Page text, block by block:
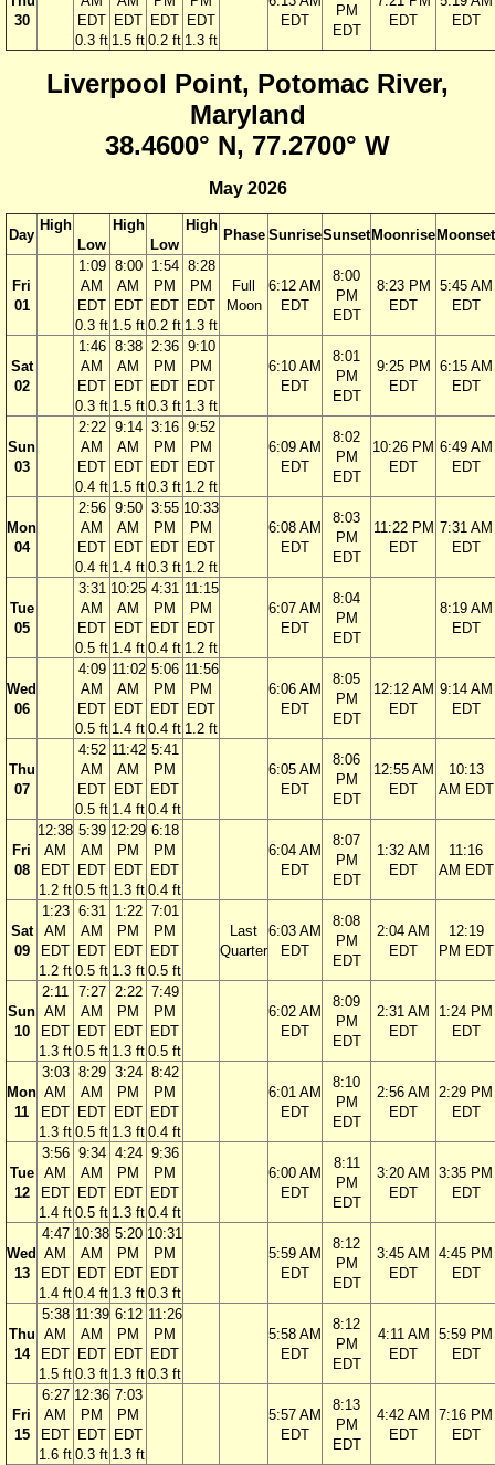
30
EDT
0.3 ft
EDT
1.5 ft
EDT
0.2 ft
EDT
1.3 ft
EDT
PM
EDT
EDT
EDT
Liverpool Point, Potomac River,
Maryland
38.4600° N, 77.2700° W
May 2026
Day
High
Low
High
Low
High
Phase SunriseSunset Moonrise Moonset
Fri
01
1:09
AM
EDT
0.3 ft
8:00
AM
EDT
1.5 ft
1:54
PM
EDT
0.2 ft
8:28
PM
EDT
1.3 ft
Full
Moon
6:12 AM
EDT
8:00
PM
EDT
8:23 PM
EDT
5:45 AM
EDT
Sat
02
1:46
AM
EDT
0.3 ft
8:38
AM
EDT
1.5 ft
2:36
PM
EDT
0.3 ft
9:10
PM
EDT
1.3 ft
6:10 AM
EDT
8:01
PM
EDT
9:25 PM
EDT
6:15 AM
EDT
Sun
03
2:22
AM
EDT
0.4 ft
9:14
AM
EDT
1.5 ft
3:16
PM
EDT
0.3 ft
9:52
PM
EDT
1.2 ft
6:09 AM
EDT
8:02
PM
EDT
10:26 PM
EDT
6:49 AM
EDT
Mon
04
2:56
AM
EDT
0.4 ft
9:50
AM
EDT
1.4 ft
3:55
PM
EDT
0.3 ft
10:33
PM
EDT
1.2 ft
6:08 AM
EDT
8:03
PM
EDT
11:22 PM
EDT
7:31 AM
EDT
Tue
05
3:31
AM
EDT
0.5 ft
10:25
AM
EDT
1.4 ft
4:31
PM
EDT
0.4 ft
11:15
PM
EDT
1.2 ft
6:07 AM
EDT
8:04
PM
EDT
8:19 AM
EDT
Wed
06
4:09
AM
EDT
0.5 ft
11:02
AM
EDT
1.4 ft
5:06
PM
EDT
0.4 ft
11:56
PM
EDT
1.2 ft
6:06 AM
EDT
8:05
PM
EDT
12:12 AM
EDT
9:14 AM
EDT
Thu
07
4:52
AM
EDT
0.5 ft
11:42
AM
EDT
1.4 ft
5:41
PM
EDT
0.4 ft
6:05 AM
EDT
8:06
PM
EDT
12:55 AM
EDT
10:13
AM EDT
Fri
08
12:38
AM
EDT
1.2 ft
5:39
AM
EDT
0.5 ft
12:29
PM
EDT
1.3 ft
6:18
PM
EDT
0.4 ft
6:04 AM
EDT
8:07
PM
EDT
1:32 AM
EDT
11:16
AM EDT
Sat
09
1:23
AM
EDT
1.2 ft
6:31
AM
EDT
0.5 ft
1:22
PM
EDT
1.3 ft
7:01
PM
EDT
0.5 ft
Last
Quarter
6:03 AM
EDT
8:08
PM
EDT
2:04 AM
EDT
12:19
PM EDT
Sun
10
2:11
AM
EDT
1.3 ft
7:27
AM
EDT
0.5 ft
2:22
PM
EDT
1.3 ft
7:49
PM
EDT
0.5 ft
6:02 AM
EDT
8:09
PM
EDT
2:31 AM
EDT
1:24 PM
EDT
Mon
11
3:03
AM
EDT
1.3 ft
8:29
AM
EDT
0.5 ft
3:24
PM
EDT
1.3 ft
8:42
PM
EDT
0.4 ft
6:01 AM
EDT
8:10
PM
EDT
2:56 AM
EDT
2:29 PM
EDT
Tue
12
3:56
AM
EDT
1.4 ft
9:34
AM
EDT
0.5 ft
4:24
PM
EDT
1.3 ft
9:36
PM
EDT
0.4 ft
6:00 AM
EDT
8:11
PM
EDT
3:20 AM
EDT
3:35 PM
EDT
Wed
13
4:47
AM
EDT
1.4 ft
10:38
AM
EDT
0.4 ft
5:20
PM
EDT
1.3 ft
10:31
PM
EDT
0.3 ft
5:59 AM
EDT
8:12
PM
EDT
3:45 AM
EDT
4:45 PM
EDT
Thu
14
5:38
AM
EDT
1.5 ft
11:39
AM
EDT
0.3 ft
6:12
PM
EDT
1.3 ft
11:26
PM
EDT
0.3 ft
5:58 AM
EDT
8:12
PM
EDT
4:11 AM
EDT
5:59 PM
EDT
Fri
15
6:27
AM
EDT
1.6 ft
12:36
PM
EDT
0.3 ft
7:03
PM
EDT
1.3 ft
5:57 AM
EDT
8:13
PM
EDT
4:42 AM
EDT
7:16 PM
EDT